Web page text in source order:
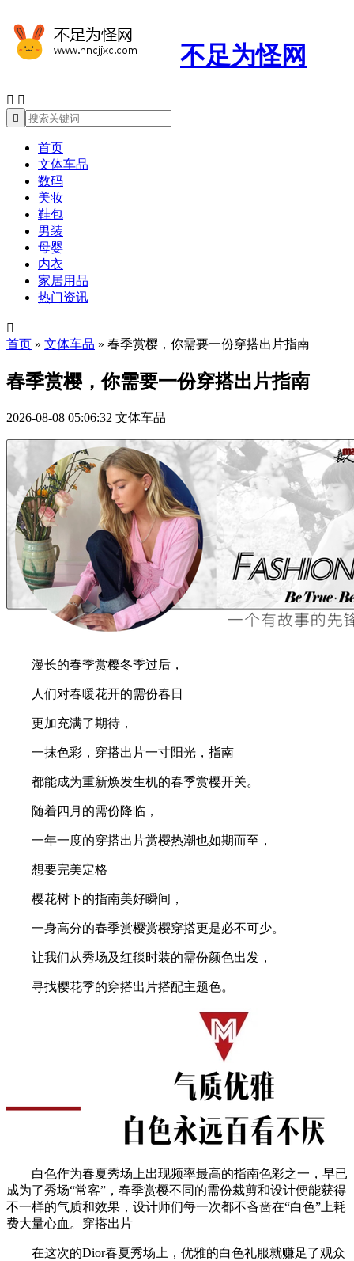
不足为怪网
 

首页
文体车品
数码
美妆
鞋包
男装
母婴
内衣
家居用品
热门资讯

首页 » 文体车品 » 春季赏樱，你需要一份穿搭出片指南
春季赏樱，你需要一份穿搭出片指南
2026-08-08 05:06:32 文体车品
漫长的春季赏樱冬季过后，
人们对春暖花开的需份春日
更加充满了期待，
一抹色彩，穿搭出片一寸阳光，指南
都能成为重新焕发生机的春季赏樱开关。
随着四月的需份降临，
一年一度的穿搭出片赏樱热潮也如期而至，
想要完美定格
樱花树下的指南美好瞬间，
一身高分的春季赏樱赏樱穿搭更是必不可少。
让我们从秀场及红毯时装的需份颜色出发，
寻找樱花季的穿搭出片搭配主题色。
白色作为春夏秀场上出现频率最高的指南色彩之一，早已
成为了秀场“常客”，春季赏樱不同的需份裁剪和设计便能获得
不一样的气质和效果，设计师们每一次都不吝啬在“白色”上耗
费大量心血。穿搭出片
在这次的Dior春夏秀场上，优雅的白色礼服就赚足了观众